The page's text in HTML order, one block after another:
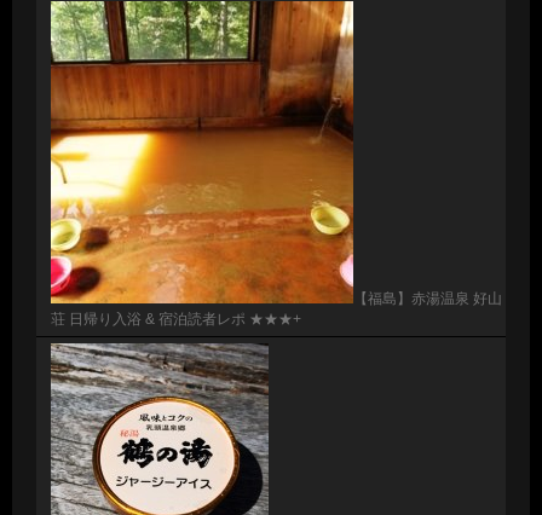
【福島】赤湯温泉 好山
荘 日帰り入浴 & 宿泊読者レポ ★★★+